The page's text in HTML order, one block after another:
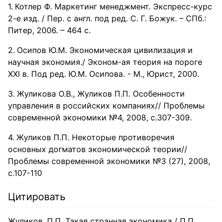
Котлер Ф. Маркетинг менеджмент. Экспресс-курс
2-е изд. / Пер. с англ. под ред. С. Г. Божук. – СПб.:
Питер, 2006. – 464 с.
Осипов Ю.М. Экономическая цивилизация и
научная экономия./ Эконом-ая теория на пороге
XXI в. Под ред. Ю.М. Осипова. - М., Юрист, 2000.
Жуликова О.В., Жуликов П.П. Особенности
управления в российских компаниях// Проблемы
современной экономики №4, 2008, с.307-309.
Жуликов П.П. Некоторые противоречия
основных догматов экономической теории//
Проблемы современной экономики №3 (27), 2008,
с.107-110
Цитировать